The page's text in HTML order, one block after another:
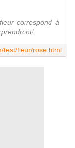
correspond à
test/fleur/rose.html